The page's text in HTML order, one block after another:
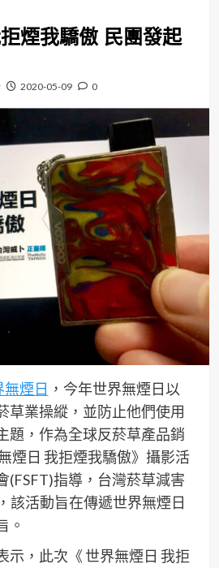
煙我驕傲 民團發起
2020-05-09 0
無煙日 ，今年世界無煙日以
草業操縱，並防止他們使用
題，作為全球反菸草產品銷
煙日 我拒煙我驕傲》攝影活
(FSFT)指導，台灣菸草減害
該活動旨在傳遞世界無煙日
。
示，此次《 世界無煙日 我拒